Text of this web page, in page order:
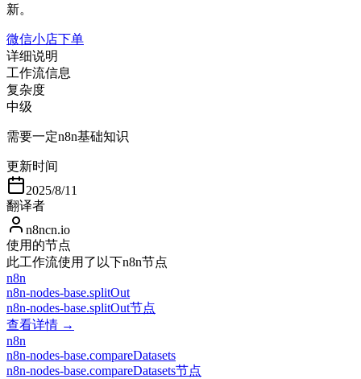
新。
微信小店下单
详细说明
工作流信息
复杂度
中级
需要一定n8n基础知识
更新时间
2025/8/11
翻译者
n8ncn.io
使用的节点
此工作流使用了以下n8n节点
n8n
n8n-nodes-base.splitOut
n8n-nodes-base.splitOut节点
查看详情 →
n8n
n8n-nodes-base.compareDatasets
n8n-nodes-base.compareDatasets节点